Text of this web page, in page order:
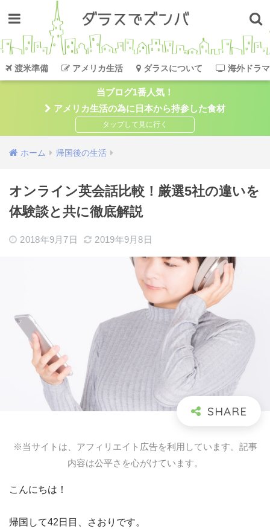
渡米準備 アメリカ生活 ダラスについて 海外ドラ
当ブログ1番人気！
アメリカ生活の為に日本から持参した食材
ホーム 帰国後の生活
オンライン英会話比較！厳選5社の違いを
体験談と共に徹底解説
2018年9月7日 2019年9月8日
※当サイトは、アフィリエイト広告を利用しています。記事
内容は公平さを心がけています。
こんにちは！
帰国して42日目、さおりです。